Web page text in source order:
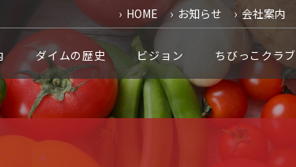
HOME お知らせ 会社案内
ダイムの歴史 ビジョン ちびっこクラブ